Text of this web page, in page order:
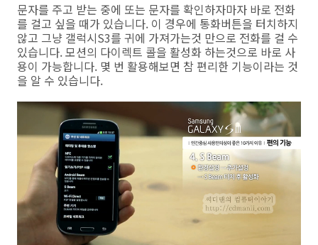
문자를 주고 받는 중에 또는 문자를 확인하자마자 바로 전화
를 걸고 싶을 때가 있습니다. 이 경우에 통화버튼을 터치하지
않고 그냥 갤럭시S3를 귀에 가져가는것 만으로 전화를 걸 수
있습니다. 모션의 다이렉트 콜을 활성화 하는것으로 바로 사
용이 가능합니다. 몇 번 활용해보면 참 편리한 기능이라는 것
을 알 수 있습니다.